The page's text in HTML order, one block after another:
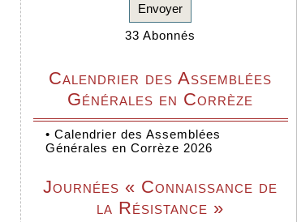
Envoyer
33 Abonnés
Calendrier des Assemblées
Générales en Corrèze
• Calendrier des Assemblées
Générales en Corrèze 2026
Journées « Connaissance de
la Résistance »